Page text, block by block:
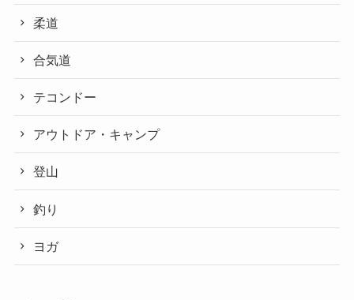
柔道
合気道
テコンドー
アウトドア・キャンプ
登山
釣り
ヨガ